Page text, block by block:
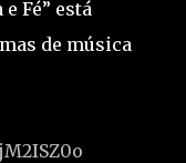
Fé” está
de música